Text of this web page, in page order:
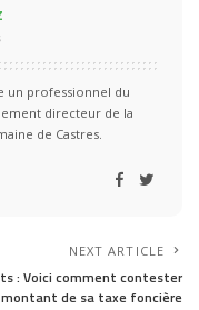
un professionnel du
directeur de la
de Castres.
NEXT ARTICLE
: Voici comment contester
de sa taxe foncière